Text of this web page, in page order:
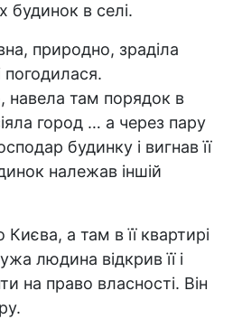
будинок в селі.
природно, зраділа
погодилася.
навела там порядок в
город … а через пару
будинку і вигнав її
належав іншій
а там в її квартирі
людина відкрив її і
на право власності. Він